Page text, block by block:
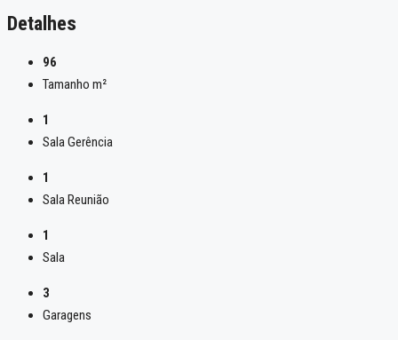
Detalhes
96
Tamanho m²
1
Sala Gerência
1
Sala Reunião
1
Sala
3
Garagens